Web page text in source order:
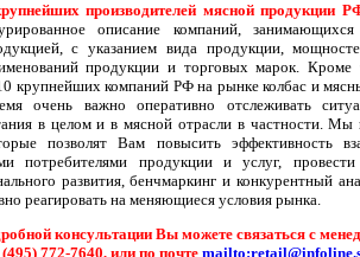
производителей мясной продукции
описание компаний, занимающихся
с указанием вида продукции,
продукции и торговых марок. Кроме
крупнейших компаний РФ на рынке колбас и
очень важно оперативно отслеживать
в целом и в мясной отрасли в частности. Мы
позволят Вам повысить эффективность
потребителями продукции и услуг, провести
развития, бенчмаркинг и конкурентный
реагировать на меняющиеся условия рынка.
консультации Вы можете связаться с
772-7640, или по почте